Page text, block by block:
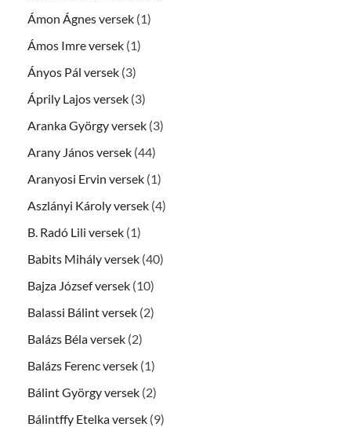
Ámon Ágnes versek (1)
Ámos Imre versek (1)
Ányos Pál versek (3)
Áprily Lajos versek (3)
Aranka György versek (3)
Arany János versek (44)
Aranyosi Ervin versek (1)
Aszlányi Károly versek (4)
B. Radó Lili versek (1)
Babits Mihály versek (40)
Bajza József versek (10)
Balassi Bálint versek (2)
Balázs Béla versek (2)
Balázs Ferenc versek (1)
Bálint György versek (2)
Bálintffy Etelka versek (9)